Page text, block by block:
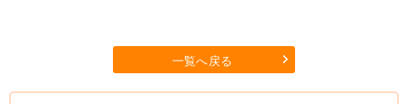
一覧へ戻る